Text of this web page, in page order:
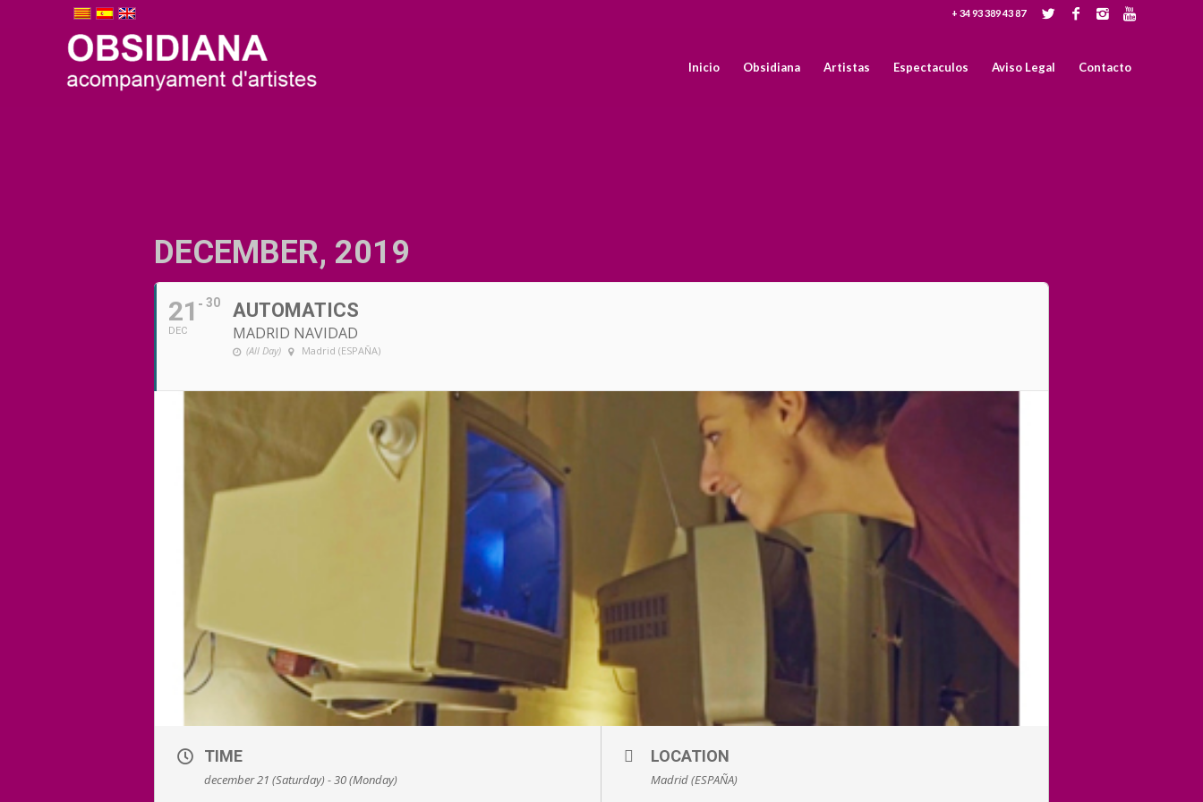
+ 34 93 389 43 87
Inicio Obsidiana Artistas Espectaculos Aviso Legal Contacto
DECEMBER, 2019
21
DEC
30 AUTOMATICS
MADRID NAVIDAD
(All Day) Madrid (ESPAÑA)
TIME
december 21 (Saturday) - 30 (Monday)
LOCATION
Madrid (ESPAÑA)